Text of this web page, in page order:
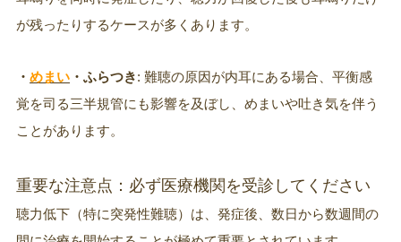
が残ったりするケースが多くあります。
・ めまい ・ふらつき: 難聴の原因が内耳にある場合、平衡感
覚を司る三半規管にも影響を及ぼし、めまいや吐き気を伴う
ことがあります。
重要な注意点：必ず医療機関を受診してください
聴力低下（特に突発性難聴）は、発症後、数日から数週間の